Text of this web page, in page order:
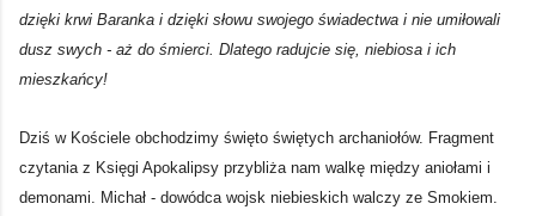
dzięki krwi Baranka i dzięki słowu swojego świadectwa i nie umiłowali
dusz swych - aż do śmierci. Dlatego radujcie się, niebiosa i ich
mieszkańcy!
Dziś w Kościele obchodzimy święto świętych archaniołów. Fragment
czytania z Księgi Apokalipsy przybliża nam walkę między aniołami i
demonami. Michał - dowódca wojsk niebieskich walczy ze Smokiem.